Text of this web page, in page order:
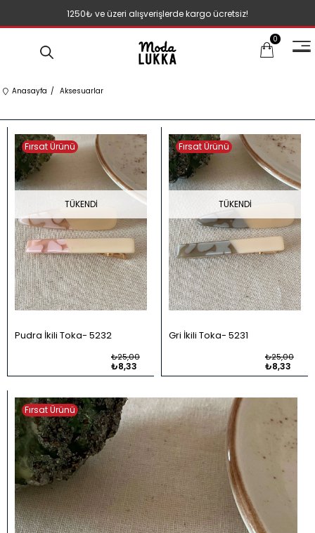
1250₺ ve üzeri alışverişlerde kargo ücretsiz!
0
Anasayfa Aksesuarlar
TÜKENDI
Pudra İkili Toka 5232
₺8,33
₺25,00
Fırsat Ürünü
TÜKENDI
Gri İkili Toka 5231
₺8,33
₺25,00
Fırsat Ürünü
Fırsat Ürünü